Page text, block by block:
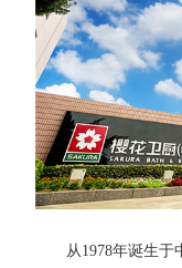
从1978年诞生于中